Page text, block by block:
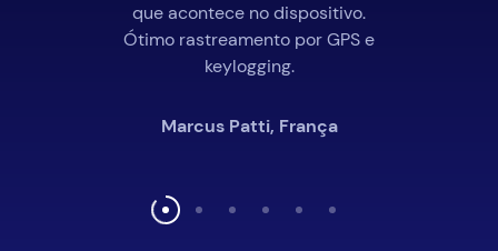
que acontece no dispositivo.
Ótimo rastreamento por GPS e
keylogging.
Marcus Patti, França